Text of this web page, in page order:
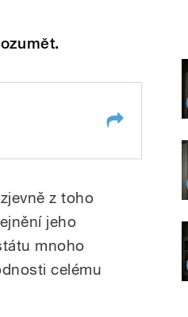
z toho
jeho
mnoho
celému